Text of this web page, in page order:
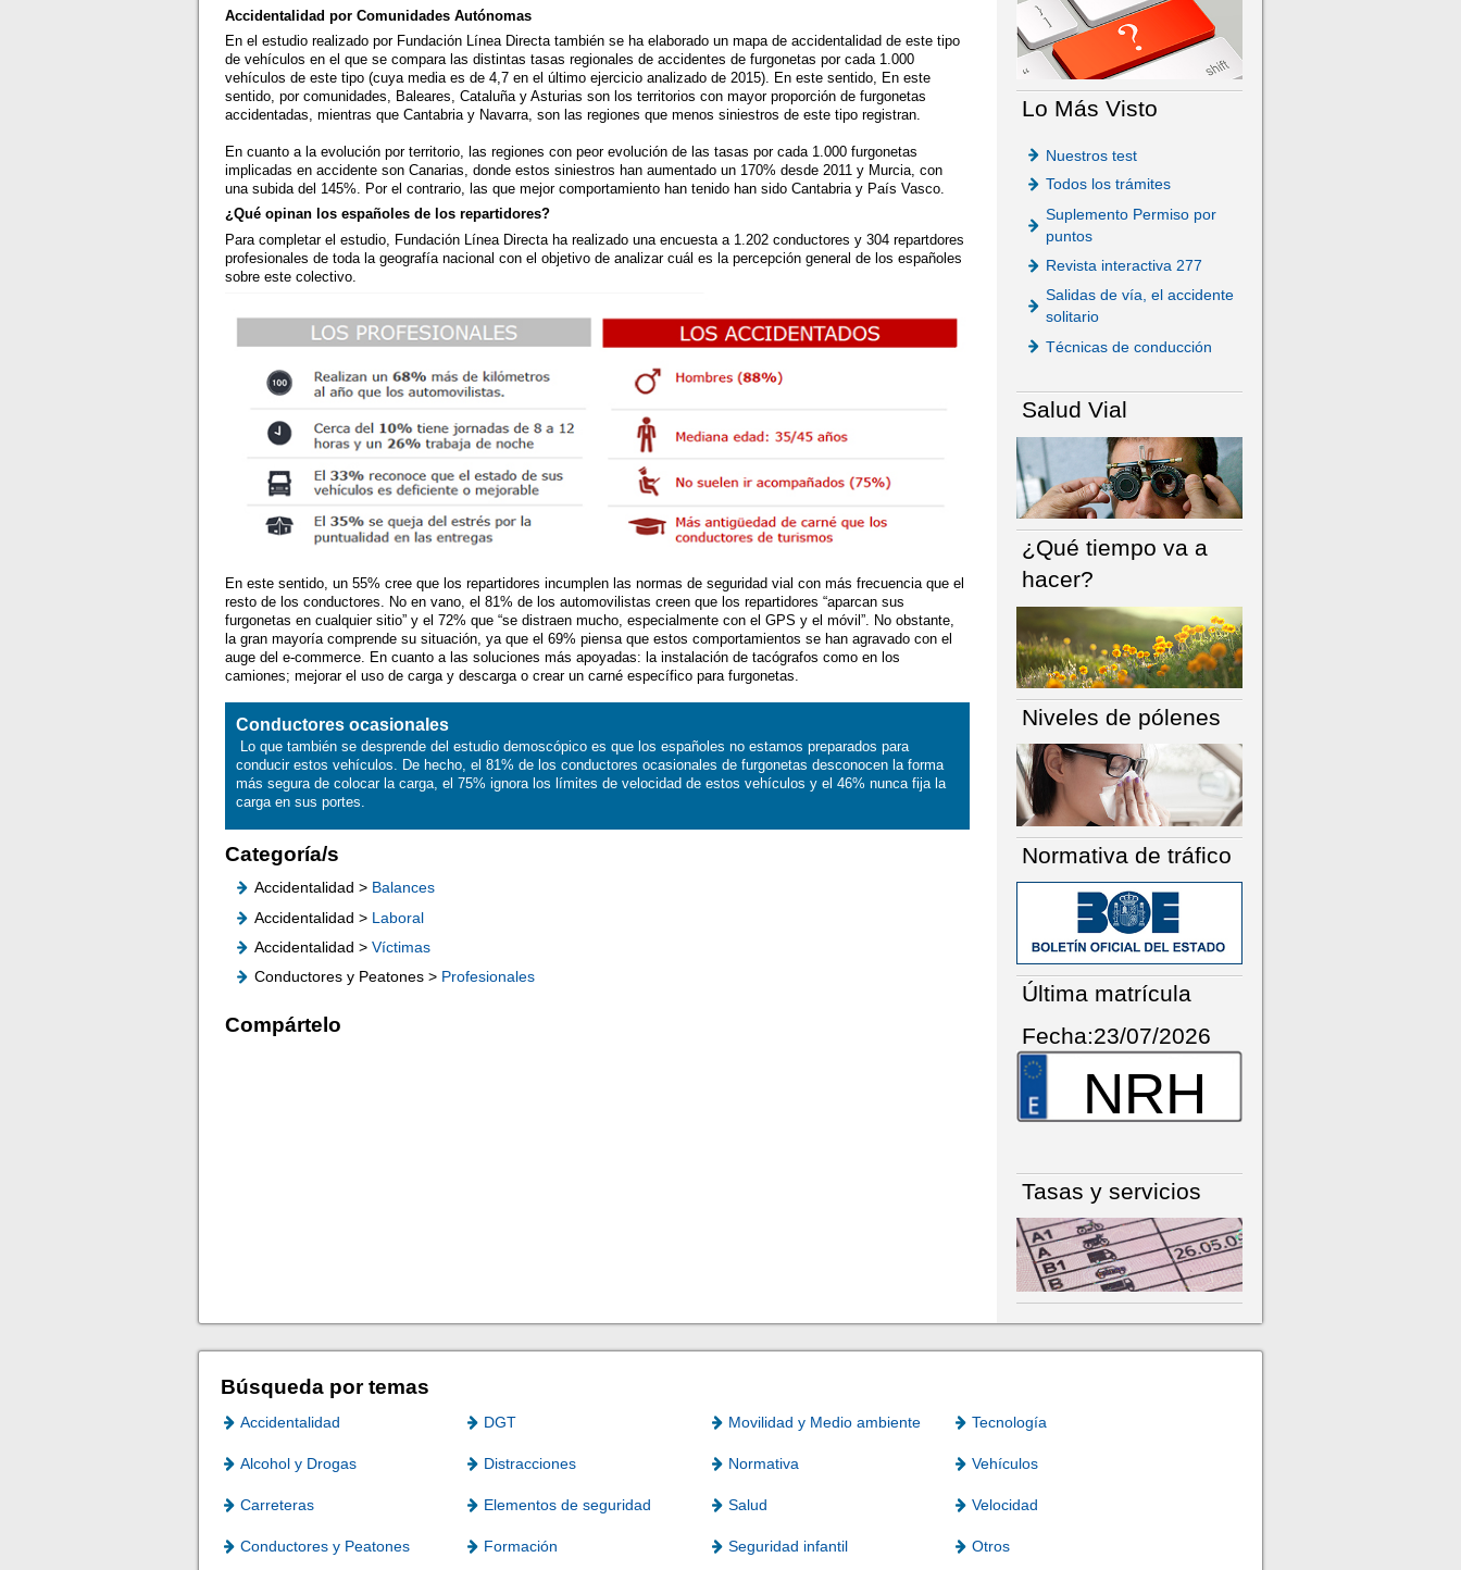
Accidentalidad por Comunidades Autónomas
En el estudio realizado por Fundación Línea Directa también se ha elaborado un mapa de accidentalidad de este tipo
de vehículos en el que se compara las distintas tasas regionales de accidentes de furgonetas por cada 1.000
vehículos de este tipo (cuya media es de 4,7 en el último ejercicio analizado de 2015). En este sentido, En este
sentido, por comunidades, Baleares, Cataluña y Asturias son los territorios con mayor proporción de furgonetas
accidentadas, mientras que Cantabria y Navarra, son las regiones que menos siniestros de este tipo registran.
En cuanto a la evolución por territorio, las regiones con peor evolución de las tasas por cada 1.000 furgonetas
implicadas en accidente son Canarias, donde estos siniestros han aumentado un 170% desde 2011 y Murcia, con
una subida del 145%. Por el contrario, las que mejor comportamiento han tenido han sido Cantabria y País Vasco.
¿Qué opinan los españoles de los repartidores?
Para completar el estudio, Fundación Línea Directa ha realizado una encuesta a 1.202 conductores y 304 repartdores
profesionales de toda la geografía nacional con el objetivo de analizar cuál es la percepción general de los españoles
sobre este colectivo.
En este sentido, un 55% cree que los repartidores incumplen las normas de seguridad vial con más frecuencia que el
resto de los conductores. No en vano, el 81% de los automovilistas creen que los repartidores “aparcan sus
furgonetas en cualquier sitio” y el 72% que “se distraen mucho, especialmente con el GPS y el móvil”. No obstante,
la gran mayoría comprende su situación, ya que el 69% piensa que estos comportamientos se han agravado con el
auge del e-commerce. En cuanto a las soluciones más apoyadas: la instalación de tacógrafos como en los
camiones; mejorar el uso de carga y descarga o crear un carné específico para furgonetas.
Conductores ocasionales
Lo que también se desprende del estudio demoscópico es que los españoles no estamos preparados para
conducir estos vehículos. De hecho, el 81% de los conductores ocasionales de furgonetas desconocen la forma
más segura de colocar la carga, el 75% ignora los límites de velocidad de estos vehículos y el 46% nunca fija la
carga en sus portes.
Categoría/s
Accidentalidad > Balances
Accidentalidad > Laboral
Accidentalidad >Víctimas
Conductores y Peatones > Profesionales
Compártelo
Lo Más Visto
Nuestros test
Todos los trámites
Suplemento Permiso por
puntos
Revista interactiva 277
Salidas de vía, el accidente
solitario
Técnicas de conducción
Salud Vial
¿Qué tiempo va a
hacer?
Niveles de pólenes
Normativa de tráfico
Última matrícula
Fecha:23/07/2026
NRH
Tasas y servicios
Búsqueda por temas
Accidentalidad DGT Movilidad y Medio ambiente Tecnología
Alcohol y Drogas Distracciones Normativa Vehículos
Carreteras Elementos de seguridad Salud Velocidad
Conductores y Peatones Formación Seguridad infantil Otros